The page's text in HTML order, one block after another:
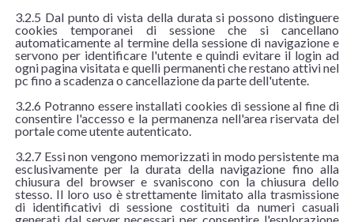
3.2.5 Dal punto di vista della durata si possono distinguere
cookies temporanei di sessione che si cancellano
automaticamente al termine della sessione di navigazione e
servono per identificare l'utente e quindi evitare il login ad
ogni pagina visitata e quelli permanenti che restano attivi nel
pc fino a scadenza o cancellazione da parte dell'utente.
3.2.6 Potranno essere installati cookies di sessione al fine di
consentire l'accesso e la permanenza nell'area riservata del
portale come utente autenticato.
3.2.7 Essi non vengono memorizzati in modo persistente ma
esclusivamente per la durata della navigazione fino alla
chiusura del browser e svaniscono con la chiusura dello
stesso. Il loro uso è strettamente limitato alla trasmissione
di identificativi di sessione costituiti da numeri casuali